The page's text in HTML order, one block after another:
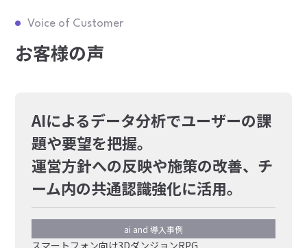
Voice of Customer
お客様の声
AIによるデータ分析でユーザーの課
題や要望を把握。
運営方針への反映や施策の改善、チ
ーム内の共通認識強化に活用。
ai and 導入事例
スマートフォン向け3DダンジョンRPG